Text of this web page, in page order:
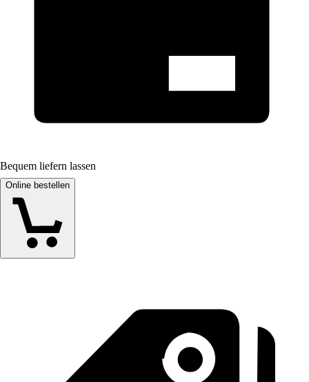
Bequem liefern lassen
Online bestellen